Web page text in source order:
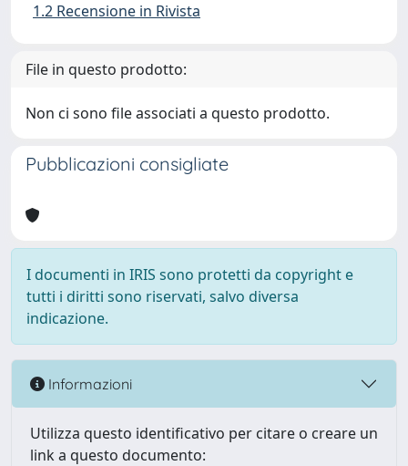
1.2 Recensione in Rivista
File in questo prodotto:
Non ci sono file associati a questo prodotto.
Pubblicazioni consigliate
I documenti in IRIS sono protetti da copyright e
tutti i diritti sono riservati, salvo diversa
indicazione.
Informazioni
Utilizza questo identificativo per citare o creare un
link a questo documento: